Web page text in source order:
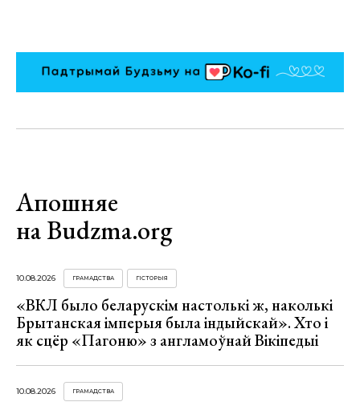
Апошняе
на Budzma.org
10.08.2026 ГРАМАДСТВА ГІСТОРЫЯ
«ВКЛ было беларускім настолькі ж, наколькі
Брытанская імперыя была індыйскай». Хто і
як сцёр «Пагоню» з англамоўнай Вікіпедыі
10.08.2026 ГРАМАДСТВА